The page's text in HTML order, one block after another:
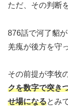
ただ、その判断
876話で河了貂
羌瘣が後方を守
その前提が李牧
クを数字で突き
せ場になるとみ